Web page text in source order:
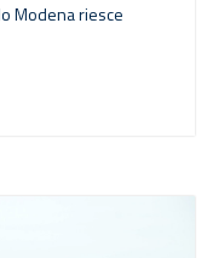
Modena riesce